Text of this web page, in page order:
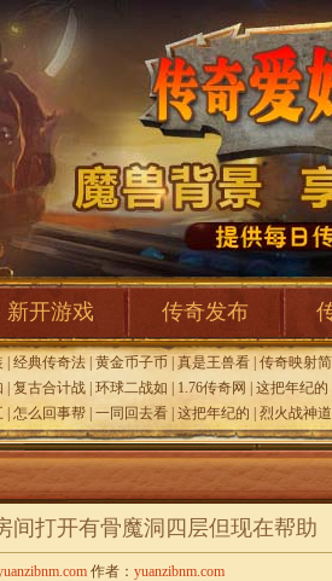
新开游戏 传奇发布
经典传奇法 黄金币子币 真是王兽看 传奇映射简
复古合计战 环球二战如 1.76传奇网 这把年纪的
怎么回事帮 一同回去看 这把年纪的 烈火战神道
间打开有骨魔洞四层但现在帮助
作者： yuanzibnm.com